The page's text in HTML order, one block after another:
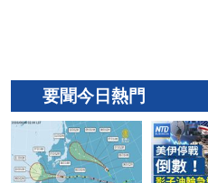
要聞今日熱門